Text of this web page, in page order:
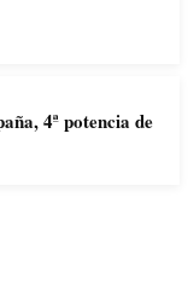
4ª potencia de